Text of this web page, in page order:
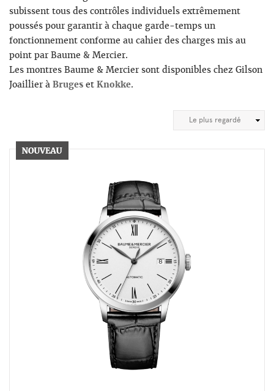
subissent tous des contrôles individuels extrêmement
poussés pour garantir à chaque garde-temps un
fonctionnement conforme au cahier des charges mis au
point par Baume & Mercier.
Les montres Baume & Mercier sont disponibles chez Gilson
Joaillier à Bruges et Knokke.